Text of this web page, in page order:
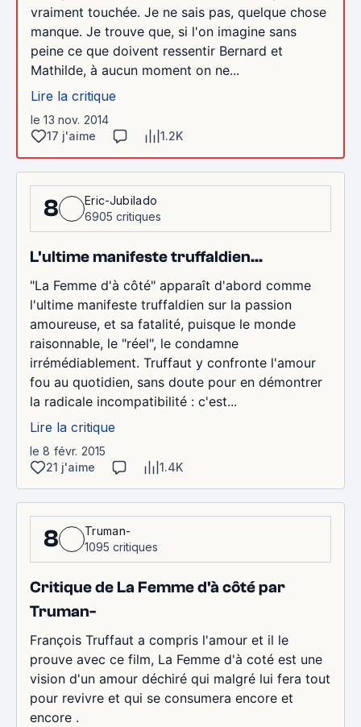
vraiment touchée. Je ne sais pas, quelque chose
manque. Je trouve que, si l'on imagine sans
peine ce que doivent ressentir Bernard et
Mathilde, à aucun moment on ne...
Lire la critique
le 13 nov. 2014
17 j'aime
1.2K
8
Eric-Jubilado
6905 critiques
L'ultime manifeste truffaldien...
"La Femme d'à côté" apparaît d'abord comme
l'ultime manifeste truffaldien sur la passion
amoureuse, et sa fatalité, puisque le monde
raisonnable, le "réel", le condamne
irrémédiablement. Truffaut y confronte l'amour
fou au quotidien, sans doute pour en démontrer
la radicale incompatibilité : c'est...
Lire la critique
le 8 févr. 2015
21 j'aime
1.4K
8
Truman-
1095 critiques
Critique de La Femme d'à côté par
Truman-
François Truffaut a compris l'amour et il le
prouve avec ce film, La Femme d'à coté est une
vision d'un amour déchiré qui malgré lui fera tout
pour revivre et qui se consumera encore et
encore .